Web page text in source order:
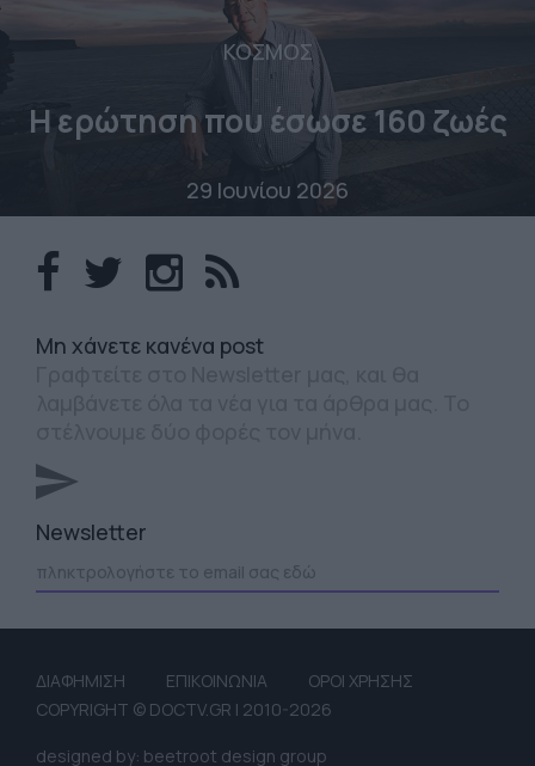
ΚΟΣΜΟΣ
Η ερώτηση που έσωσε 160 ζωές
29 Ιουνίου 2026
Mη χάνετε κανένα post
Newsletter
ΔΙΑΦΗΜΙΣΗ ΕΠΙΚΟΙΝΩΝΙΑ
ΟΡΟΙ ΧΡΗΣΗΣ
COPYRIGHT © DOCTV.GR | 2010-2026
designed by: beetroot design group